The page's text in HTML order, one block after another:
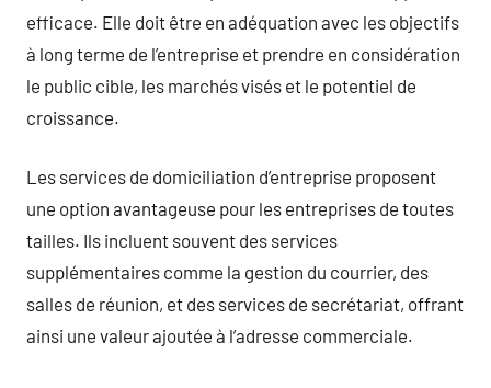
efficace. Elle doit être en adéquation avec les objectifs
à long terme de l’entreprise et prendre en considération
le public cible, les marchés visés et le potentiel de
croissance.
Les services de domiciliation d’entreprise proposent
une option avantageuse pour les entreprises de toutes
tailles. Ils incluent souvent des services
supplémentaires comme la gestion du courrier, des
salles de réunion, et des services de secrétariat, offrant
ainsi une valeur ajoutée à l’adresse commerciale.